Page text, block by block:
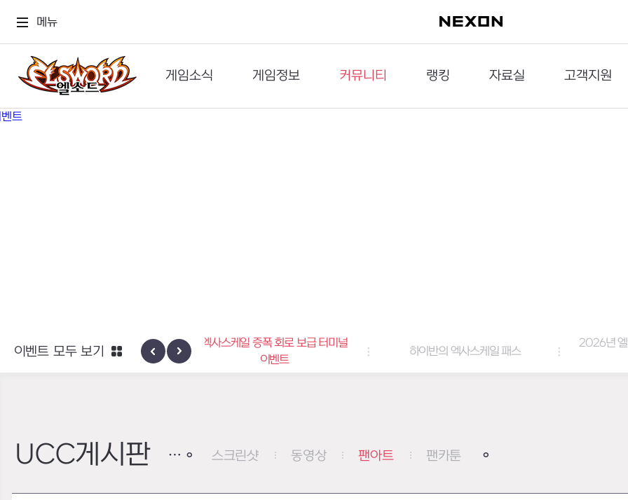
메뉴
게임소식
공지사항
게임정보
세계관
커뮤니티
이슈게시판
랭킹
던전랭킹
자료실
다운로드
고객지원
문의하기
엑사스케일 증폭 회로 보급 터미널
이벤트
하이반의 엑사스케일 패스
2026년 엘리오스 여름 랑데부 감사
쿠폰
이벤트 모두 보기
UCC게시판 스크린샷 동영상 팬아트 팬카툰